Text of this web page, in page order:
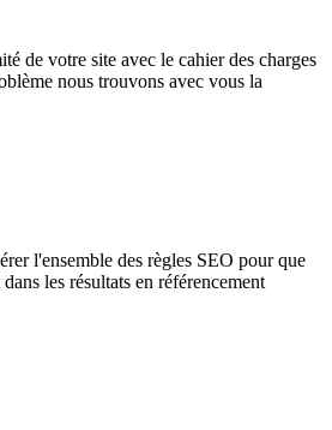
de votre site avec le cahier des charges
nous trouvons avec vous la
l'ensemble des règles SEO pour que
les résultats en référencement